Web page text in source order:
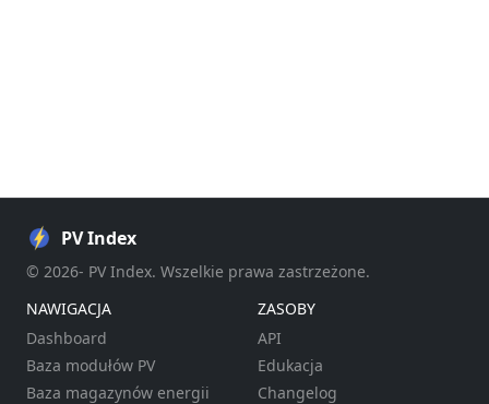
PV Index
© 2026- PV Index. Wszelkie prawa zastrzeżone.
NAWIGACJA
Dashboard
Baza modułów PV
Baza magazynów energii
ZASOBY
API
Edukacja
Changelog